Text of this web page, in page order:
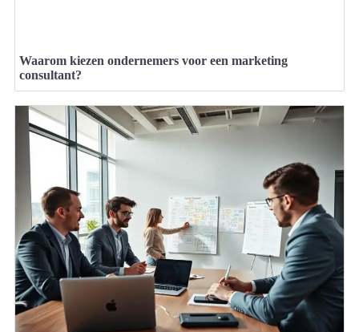
Waarom kiezen ondernemers voor een marketing
consultant?